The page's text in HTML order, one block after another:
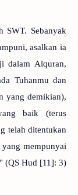
SWT. Sebanyak
asalkan ia
dalam Alquran,
Tuhanmu dan
yang demikian),
baik (terus
telah ditentukan
mempunyai
(QS Hud [11]: 3)